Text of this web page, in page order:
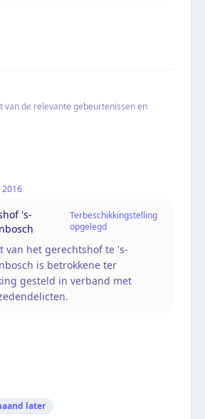
van de relevante gebeurtenissen en
2016
's-
Terbeschikkingstelling
opgelegd
van het gerechtshof te 's-
is betrokkene ter
gesteld in verband met
later